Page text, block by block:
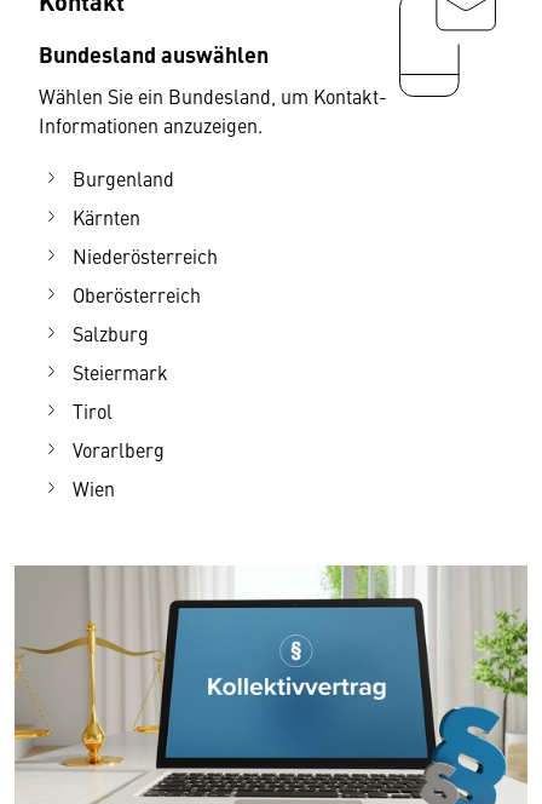
Bundesland auswählen
Wählen Sie ein Bundesland, um Kontakt-
Informationen anzuzeigen.
Burgenland
Kärnten
Niederösterreich
Oberösterreich
Salzburg
Steiermark
Tirol
Vorarlberg
Wien